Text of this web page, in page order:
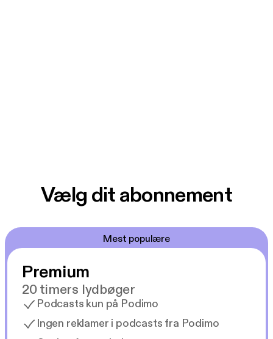
Vælg dit abonnement
Mest populære
Premium
20 timers lydbøger
Podcasts kun på Podimo
Ingen reklamer i podcasts fra Podimo